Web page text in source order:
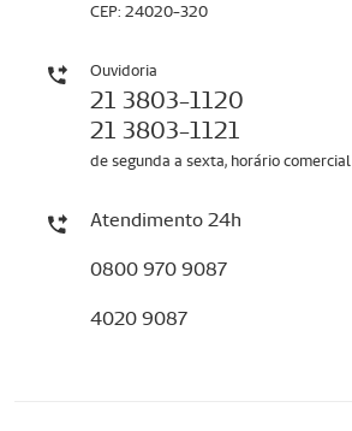
CEP: 24020-320
Ouvidoria
21 3803-1120
21 3803-1121
de segunda a sexta, horário comercial
Atendimento 24h
0800 970 9087
4020 9087